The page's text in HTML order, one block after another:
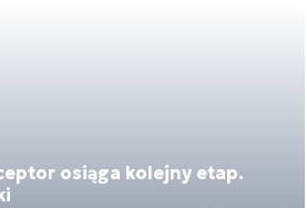
osiąga kolejny etap.